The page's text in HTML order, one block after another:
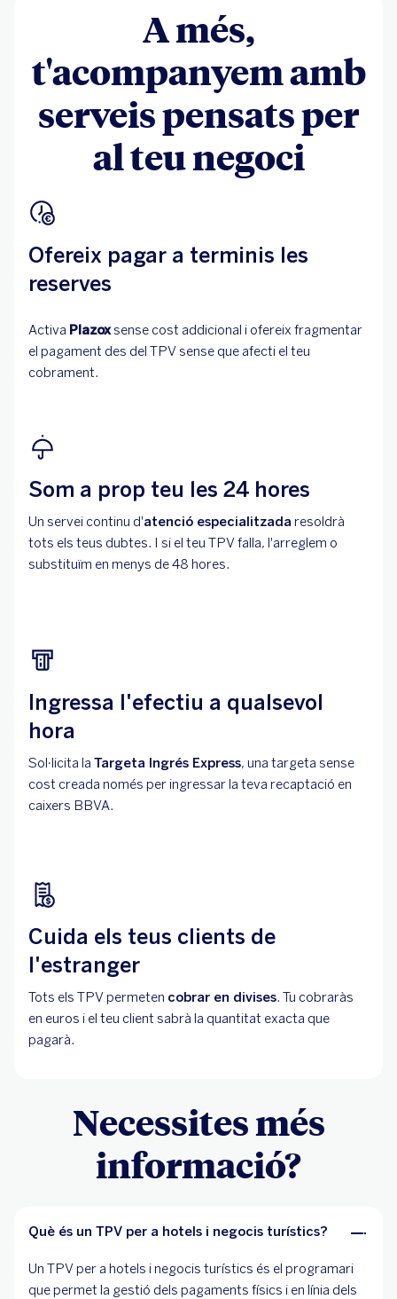
A més,
t'acompanyem amb
serveis pensats per
al teu negoci
Ofereix pagar a terminis les
reserves
Activa Plazoxsense cost addicional i ofereix fragmentar
el pagament des del TPV sense que afecti el teu
cobrament.
Som a prop teu les 24 hores
Un servei continu d'atenció especialitzada resoldrà
tots els teus dubtes. I si el teu TPV falla, l'arreglem o
substituïm en menys de 48 hores.
Ingressa l'efectiu a qualsevol
hora
Sol·licita la Targeta Ingrés Express, una targeta sense
cost creada només per ingressar la teva recaptació en
caixers BBVA.
Cuida els teus clients de
l'estranger
Tots els TPV permeten cobrar en divises. Tu cobraràs
en euros i el teu client sabrà la quantitat exacta que
pagarà.
Necessites més
informació?
Què és un TPV per a hotels i negocis turístics?
Un TPV per a hotels i negocis turístics és el programari
que permet la gestió dels pagaments físics i en línia dels